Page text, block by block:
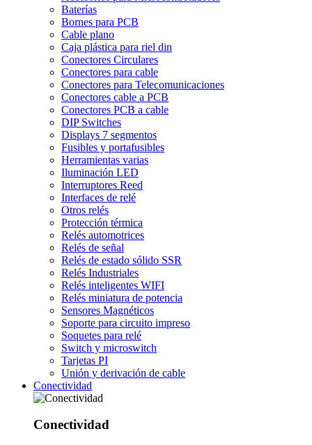
Baterías
Bornes para PCB
Cable plano
Caja plástica para riel din
Conectores Circulares
Conectores para cable
Conectores para Telecomunicaciones
Conectores cable a PCB
Conectores PCB a cable
DIP Switches
Displays 7 segmentos
Fusibles y portafusibles
Herramientas varias
Iluminación LED
Interruptores Reed
Interfaces de relé
Otros relés
Protección térmica
Relés automotrices
Relés de señal
Relés de estado sólido SSR
Relés Industriales
Relés inteligentes WIFI
Relés miniatura de potencia
Sensores Magnéticos
Soporte para circuito impreso
Soquetes para relé
Switch y microswitch
Tarjetas PI
Unión y derivación de cable
Conectividad
Conectividad